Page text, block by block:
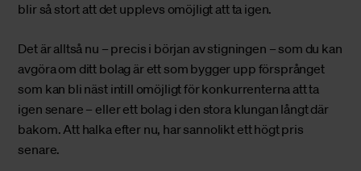
blir så stort att det upplevs omöjligt att ta igen.
Det är alltså nu – precis i början av stigningen – som du kan
avgöra om ditt bolag är ett som bygger upp försprånget
som kan bli näst intill omöjligt för konkurrenterna att ta
igen senare – eller ett bolag i den stora klungan långt där
bakom. Att halka efter nu, har sannolikt ett högt pris
senare.